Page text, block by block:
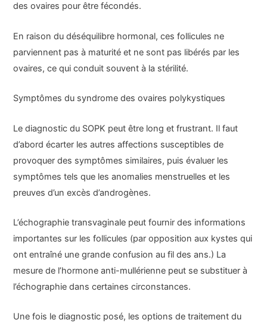
des ovaires pour être fécondés.
En raison du déséquilibre hormonal, ces follicules ne
parviennent pas à maturité et ne sont pas libérés par les
ovaires, ce qui conduit souvent à la stérilité.
Symptômes du syndrome des ovaires polykystiques
Le diagnostic du SOPK peut être long et frustrant. Il faut
d’abord écarter les autres affections susceptibles de
provoquer des symptômes similaires, puis évaluer les
symptômes tels que les anomalies menstruelles et les
preuves d’un excès d’androgènes.
L’échographie transvaginale peut fournir des informations
importantes sur les follicules (par opposition aux kystes qui
ont entraîné une grande confusion au fil des ans.) La
mesure de l’hormone anti-mullérienne peut se substituer à
l’échographie dans certaines circonstances.
Une fois le diagnostic posé, les options de traitement du